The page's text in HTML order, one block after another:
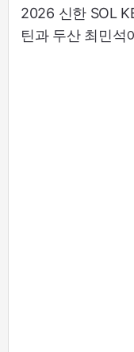
2026 신한 SOL
틴과 두산 최민석